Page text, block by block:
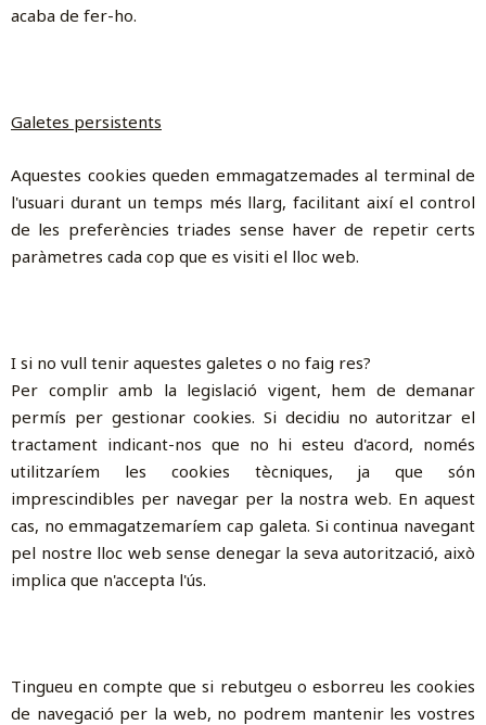
acaba de fer-ho.
Galetes persistents
Aquestes cookies queden emmagatzemades al terminal de
l'usuari durant un temps més llarg, facilitant així el control
de les preferències triades sense haver de repetir certs
paràmetres cada cop que es visiti el lloc web.
I si no vull tenir aquestes galetes o no faig res?
Per complir amb la legislació vigent, hem de demanar
permís per gestionar cookies. Si decidiu no autoritzar el
tractament indicant-nos que no hi esteu d'acord, només
utilitzaríem les cookies tècniques, ja que són
imprescindibles per navegar per la nostra web. En aquest
cas, no emmagatzemaríem cap galeta. Si continua navegant
pel nostre lloc web sense denegar la seva autorització, això
implica que n'accepta l'ús.
Tingueu en compte que si rebutgeu o esborreu les cookies
de navegació per la web, no podrem mantenir les vostres